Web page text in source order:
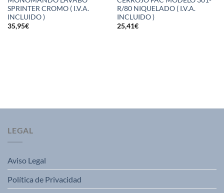
SPRINTER CROMO ( I.V.A.
INCLUIDO )
35,95€
R/80 NIQUELADO ( I.V.A.
INCLUIDO )
25,41€
LEGAL
Aviso Legal
Política de Privacidad